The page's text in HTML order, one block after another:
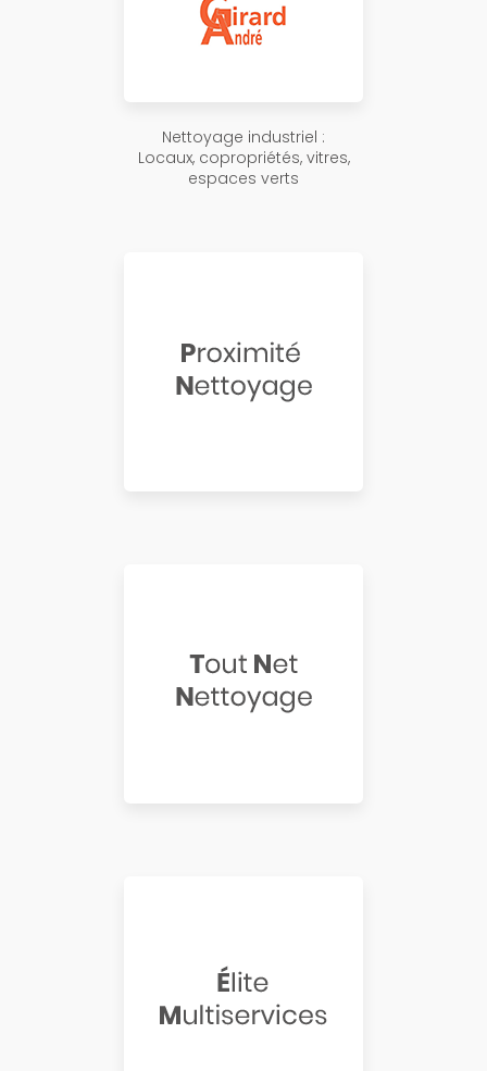
Nettoyage industriel :
Locaux, copropriétés, vitres,
espaces verts